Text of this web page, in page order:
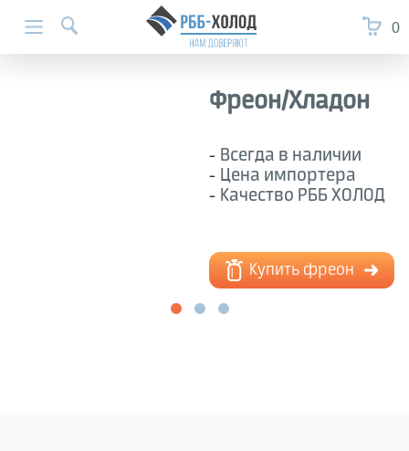
0
Фреон/Хладон
Всегда в наличии
Цена импортера
Качество РББ ХОЛОД
Купить фреон